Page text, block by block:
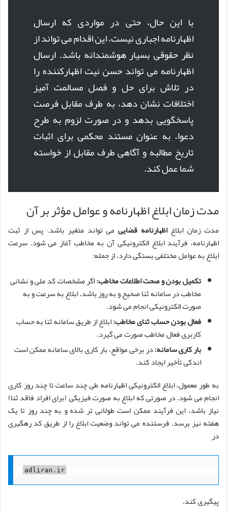
با این حال، حتی در مواردی که ارسال
اظهارنامه اجباری نیست، این اقدام می تواند از
نظر حقوقی بسیار هوشمندانه باشد. ارسال
اظهارنامه می تواند حسن نیت اظهارکننده را
در تلاش برای حل و فصل مسالمت آمیز
اختلافات نشان دهد، به طرف مقابل فرصت
پاسخگویی بدهد و در صورت لزوم به طرح
دعوا، به عنوان مستند محکمی برای اثبات
تاریخ مطالبه و آگاهی طرف مقابل از خواسته
شما عمل کند.
مدت زمان ابلاغ اظهارنامه و عوامل مؤثر بر آن
مدت زمان ابلاغاظهارنامه قضاییمی تواند متغیر باشد. پس از ثبت
اظهارنامه، فرآیند ابلاغ الکترونیکی آن به مخاطب آغاز می شود. سرعت
ابلاغ به عوامل مختلفی بستگی دارد، از جمله:
تکمیل بودن و صحت اطلاعات مخاطب:اگر مشخصات کد ملی و نشانی
مخاطب در سامانه ثنا صحیح و به روز باشد، ابلاغ به سرعت و به
صورت الکترونیکی انجام می شود.
فعال بودن حساب ثنای مخاطب:ابلاغ از طریق سامانه ثنا به حساب
کاربری فعال مخاطب صورت می گیرد.
بار کاری سامانه:در برخی مواقع، بار کاری بالای سامانه ممکن است
اندکی تأخیر ایجاد کند.
به طور معمول، ابلاغ الکترونیکی اظهارنامه طی چند ساعت تا چند روز کاری
انجام می شود. در صورتی که ابلاغ به صورت فیزیکی (برای افراد فاقد ثنا)
نیاز باشد، این فرآیند ممکن است طولانی تر شده و به چند روز تا یک
هفته نیز برسد. فرستنده می تواند وضعیت ابلاغ را از طریق کد رهگیری
در
adliran.ir
پیگیری کند.